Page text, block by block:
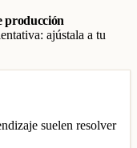
producción
ajústala a tu
suelen resolver